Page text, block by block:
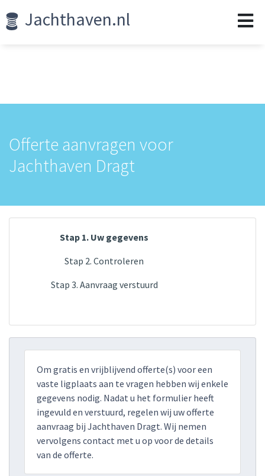
Jachthaven.nl
Offerte aanvragen voor
Jachthaven Dragt
Stap 1. Uw gegevens
Stap 2. Controleren
Stap 3. Aanvraag verstuurd
Om gratis en vrijblijvend offerte(s) voor een
vaste ligplaats aan te vragen hebben wij enkele
gegevens nodig. Nadat u het formulier heeft
ingevuld en verstuurd, regelen wij uw offerte
aanvraag bij Jachthaven Dragt. Wij nemen
vervolgens contact met u op voor de details
van de offerte.